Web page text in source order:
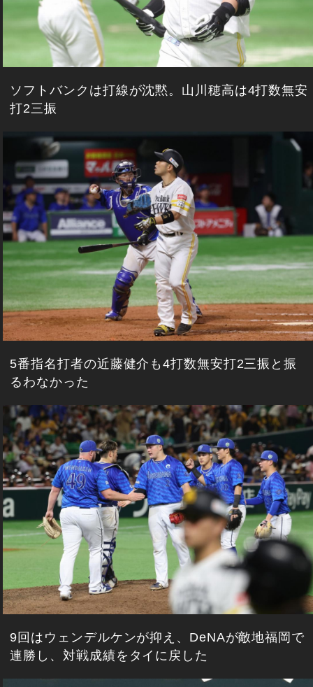
ソフトバンクは打線が沈黙。山川穂高は4打数無安
打2三振
5番指名打者の近藤健介も4打数無安打2三振と振
るわなかった
9回はウェンデルケンが抑え、DeNAが敵地福岡で
連勝し、対戦成績をタイに戻した